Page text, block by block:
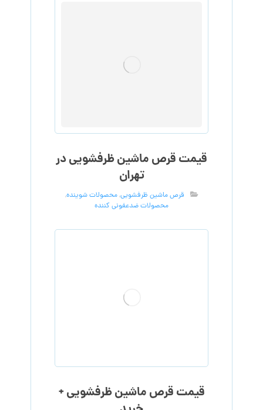
قیمت قرص ماشین ظرفشویی در
تهران
قرص ماشین ظرفشویی,محصولات شوینده,
محصولات ضدعفونی کننده
قیمت قرص ماشین ظرفشویی +